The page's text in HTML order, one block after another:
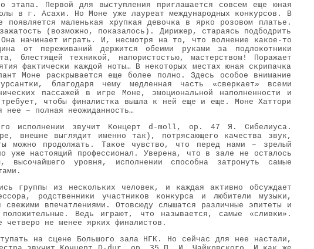
Первой для выступления приглашается совсем еще юная
в г. Асахи. Но Моне уже лауреат международных конкурсов. В
маленькая хрупкая девочка в ярко розовом платье.
(возможно, показалось). Дирижер, стараясь подбодрить
начинает играть. И, несмотря на то, что волнение какое-то
от переживаний держится обеими руками за подлокотники
блестящей техникой, напористостью, мастерством! Поражает
фактически каждой ноты… В некоторых местах юная скрипачка
Моне раскрывается еще более полно. Здесь особое внимание
благодаря чему медленная часть «сверкает» всеми
пассажей в игре Моне, эмоциональной наполненности и
чтобы финалистка вышла к ней еще и еще. Моне Хаттори
нее – полная неожиданность…
исполнении звучит Концерт d-moll, ор. 47 Я. Сибелиуса.
внешне выглядит именно так), потрясающего качества звук,
можно продолжать. Такое чувство, что перед нами – зрелый
уже настоящий профессионал. Уверена, что в зале не осталось
уровня, исполнении способна затронуть самые
группы из нескольких человек, и каждая активно обсуждает
родственники участников конкурса и любители музыки,
впечатлениями. Отовсюду слышатся различные эпитеты и
Ведь играют, что называется, самые «сливки».
четверо не менее ярких финалистов.
на сцене Большого зала НГК. Но сейчас для нее настали,